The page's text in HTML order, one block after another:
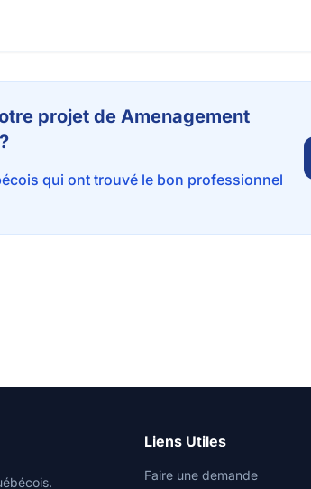
projet de Amenagement
qui ont trouvé le bon professionnel
Liens Utiles
Faire une demande